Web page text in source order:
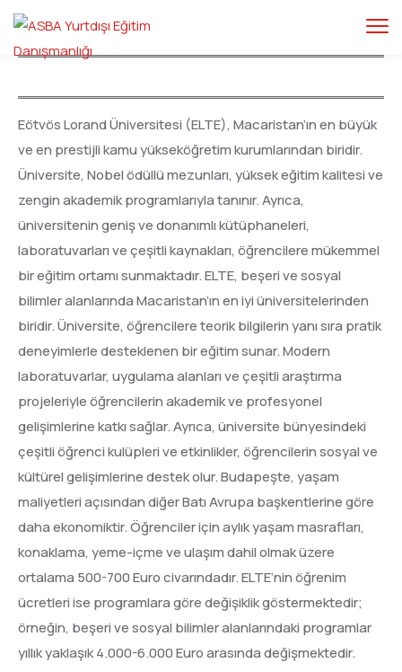
Eötvös Lorand Üniversitesi (ELTE), Macaristan’ın en büyük
ve en prestijli kamu yükseköğretim kurumlarından biridir.
Üniversite, Nobel ödüllü mezunları, yüksek eğitim kalitesi ve
zengin akademik programlarıyla tanınır. Ayrıca,
üniversitenin geniş ve donanımlı kütüphaneleri,
laboratuvarları ve çeşitli kaynakları, öğrencilere mükemmel
bir eğitim ortamı sunmaktadır. ELTE, beşeri ve sosyal
bilimler alanlarında Macaristan’ın en iyi üniversitelerinden
biridir. Üniversite, öğrencilere teorik bilgilerin yanı sıra pratik
deneyimlerle desteklenen bir eğitim sunar. Modern
laboratuvarlar, uygulama alanları ve çeşitli araştırma
projeleriyle öğrencilerin akademik ve profesyonel
gelişimlerine katkı sağlar. Ayrıca, üniversite bünyesindeki
çeşitli öğrenci kulüpleri ve etkinlikler, öğrencilerin sosyal ve
kültürel gelişimlerine destek olur. Budapeşte, yaşam
maliyetleri açısından diğer Batı Avrupa başkentlerine göre
daha ekonomiktir. Öğrenciler için aylık yaşam masrafları,
konaklama, yeme-içme ve ulaşım dahil olmak üzere
ortalama 500-700 Euro civarındadır. ELTE’nin öğrenim
ücretleri ise programlara göre değişiklik göstermektedir;
örneğin, beşeri ve sosyal bilimler alanlarındaki programlar
yıllık yaklaşık 4.000-6.000 Euro arasında değişmektedir.